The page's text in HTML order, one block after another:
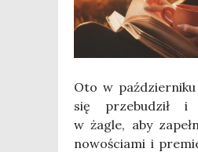
Oto w paź­dzier­ni­ku
się prze­bu­dził i
w żagle, aby
nowo­ścia­mi i